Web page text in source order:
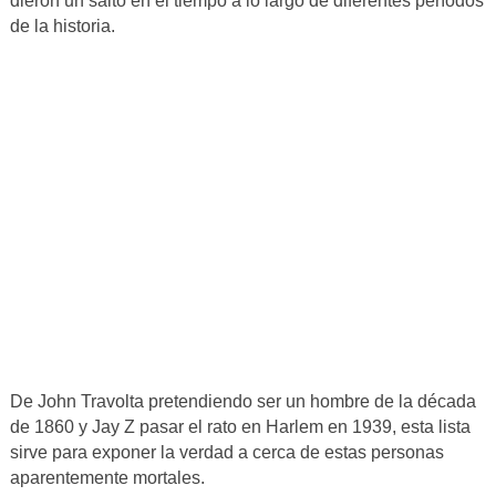
de la historia.
De John Travolta pretendiendo ser un hombre de la década
de 1860 y Jay Z pasar el rato en Harlem en 1939, esta lista
sirve para exponer la verdad a cerca de estas personas
aparentemente mortales.